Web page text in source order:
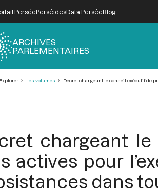
PerséePerséidesData PerséeBlog
ARCHIVES
PARLEMENTAIRES
Explorer Les volumes Décret chargeant le conseil exécutif de
chargeant
actives pour
dans